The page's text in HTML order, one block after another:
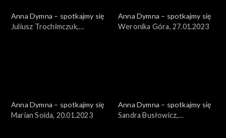
Anna Dymna – spotkajmy się
Juliusz Trochimczuk,
Anna Dymna – spotkajmy się
Weronika Góra, 27.01.2023
Anna Dymna – spotkajmy się
Marian Soida, 20.01.2023
Anna Dymna – spotkajmy się
Sandra Busłowicz,